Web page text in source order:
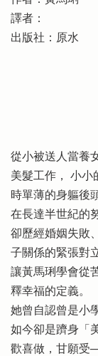
譯者：
出版社：原水
從小被送人當養
美髮工作， 小小
時單薄的身軀後
在長達半世紀的
卻歷經婚姻失敗
子關係的緊張對
讓黃馬琍學會從
釋幸福的定義。
她曾自認曾是小
如今卻是躋身「
歡喜做，甘願受